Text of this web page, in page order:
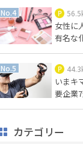
女性に
有名な
いまキ
要企業7
カテゴリー